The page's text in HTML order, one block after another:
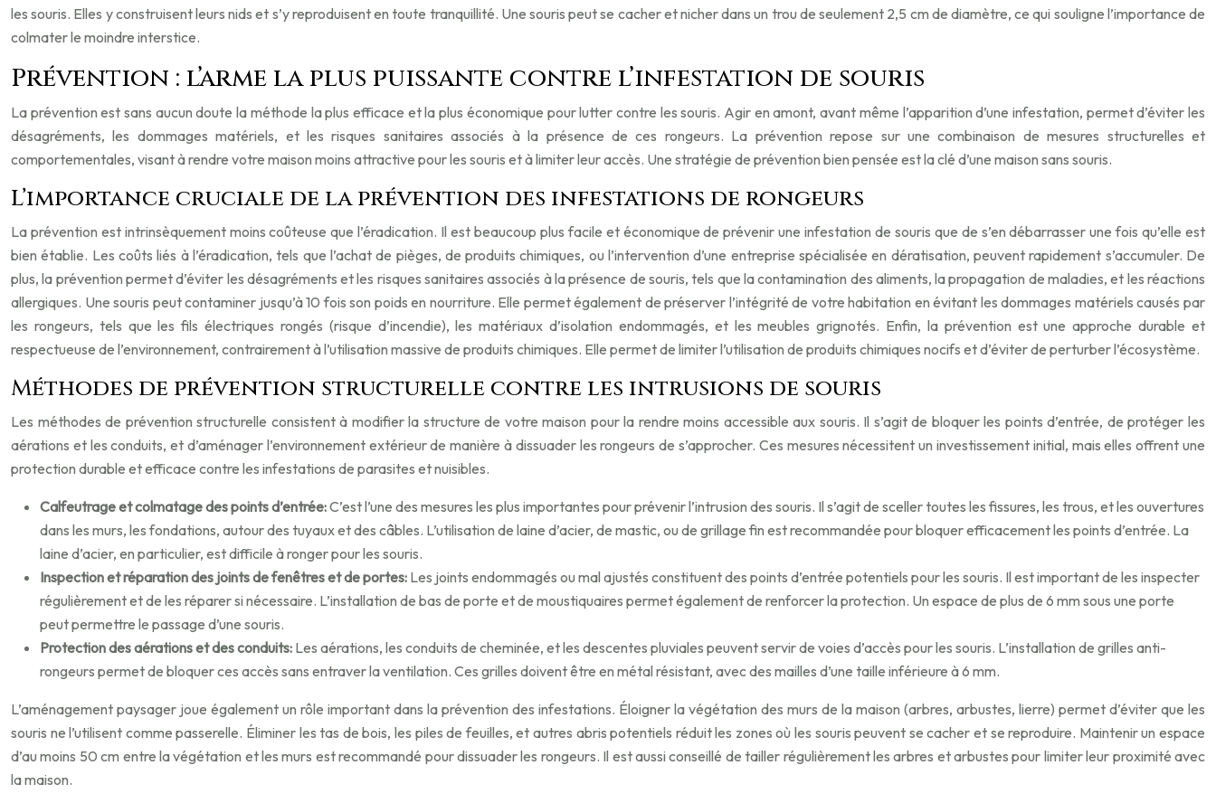
les souris. Elles y construisent leurs nids et s’y reproduisent en toute tranquillité. Une souris peut se cacher et nicher dans un trou de seulement 2,5 cm de diamètre, ce qui souligne l’importance de
colmater le moindre interstice.
Prévention : l’arme la plus puissante contre l’infestation de souris
La prévention est sans aucun doute la méthode la plus efficace et la plus économique pour lutter contre les souris. Agir en amont, avant même l’apparition d’une infestation, permet d’éviter les
désagréments, les dommages matériels, et les risques sanitaires associés à la présence de ces rongeurs. La prévention repose sur une combinaison de mesures structurelles et
comportementales, visant à rendre votre maison moins attractive pour les souris et à limiter leur accès. Une stratégie de prévention bien pensée est la clé d’une maison sans souris.
L’importance cruciale de la prévention des infestations de rongeurs
La prévention est intrinsèquement moins coûteuse que l’éradication. Il est beaucoup plus facile et économique de prévenir une infestation de souris que de s’en débarrasser une fois qu’elle est
bien établie. Les coûts liés à l’éradication, tels que l’achat de pièges, de produits chimiques, ou l’intervention d’une entreprise spécialisée en dératisation, peuvent rapidement s’accumuler. De
plus, la prévention permet d’éviter les désagréments et les risques sanitaires associés à la présence de souris, tels que la contamination des aliments, la propagation de maladies, et les réactions
allergiques. Une souris peut contaminer jusqu’à 10 fois son poids en nourriture. Elle permet également de préserver l’intégrité de votre habitation en évitant les dommages matériels causés par
les rongeurs, tels que les fils électriques rongés (risque d’incendie), les matériaux d’isolation endommagés, et les meubles grignotés. Enfin, la prévention est une approche durable et
respectueuse de l’environnement, contrairement à l’utilisation massive de produits chimiques. Elle permet de limiter l’utilisation de produits chimiques nocifs et d’éviter de perturber l’écosystème.
Méthodes de prévention structurelle contre les intrusions de souris
Les méthodes de prévention structurelle consistent à modifier la structure de votre maison pour la rendre moins accessible aux souris. Il s’agit de bloquer les points d’entrée, de protéger les
aérations et les conduits, et d’aménager l’environnement extérieur de manière à dissuader les rongeurs de s’approcher. Ces mesures nécessitent un investissement initial, mais elles offrent une
protection durable et efficace contre les infestations de parasites et nuisibles.
Calfeutrage et colmatage des points d’entrée:C’est l’une des mesures les plus importantes pour prévenir l’intrusion des souris. Il s’agit de sceller toutes les fissures, les trous, et les ouvertures
dans les murs, les fondations, autour des tuyaux et des câbles. L’utilisation de laine d’acier, de mastic, ou de grillage fin est recommandée pour bloquer efficacement les points d’entrée. La
laine d’acier, en particulier, est difficile à ronger pour les souris.
Inspection et réparation des joints de fenêtres et de portes: Les joints endommagés ou mal ajustés constituent des points d’entrée potentiels pour les souris. Il est important de les inspecter
régulièrement et de les réparer si nécessaire. L’installation de bas de porte et de moustiquaires permet également de renforcer la protection. Un espace de plus de 6 mm sous une porte
peut permettre le passage d’une souris.
Protection des aérations et des conduits: Les aérations, les conduits de cheminée, et les descentes pluviales peuvent servir de voies d’accès pour les souris. L’installation de grilles anti-
rongeurs permet de bloquer ces accès sans entraver la ventilation. Ces grilles doivent être en métal résistant, avec des mailles d’une taille inférieure à 6 mm.
L’aménagement paysager joue également un rôle important dans la prévention des infestations. Éloigner la végétation des murs de la maison (arbres, arbustes, lierre) permet d’éviter que les
souris ne l’utilisent comme passerelle. Éliminer les tas de bois, les piles de feuilles, et autres abris potentiels réduit les zones où les souris peuvent se cacher et se reproduire. Maintenir un espace
d’au moins 50 cm entre la végétation et les murs est recommandé pour dissuader les rongeurs. Il est aussi conseillé de tailler régulièrement les arbres et arbustes pour limiter leur proximité avec
la maison.